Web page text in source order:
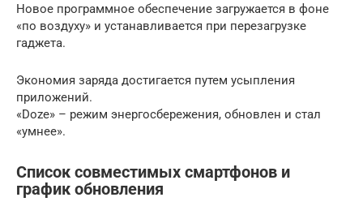
Новое программное обеспечение загружается в фоне
«по воздуху» и устанавливается при перезагрузке
гаджета.
Экономия заряда достигается путем усыпления
приложений.
«Doze» – режим энергосбережения, обновлен и стал
«умнее».
Список совместимых смартфонов и
график обновления